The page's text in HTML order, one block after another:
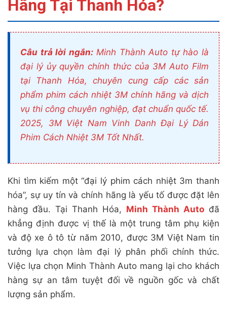
Hãng Tại Thanh Hóa?
Câu trả lời ngắn:Minh Thành Auto tự hào là
đại lý ủy quyền chính thức của 3M Auto Film
tại Thanh Hóa, chuyên cung cấp các sản
phẩm phim cách nhiệt 3M chính hãng và dịch
vụ thi công chuyên nghiệp, đạt chuẩn quốc tế.
2025, 3M Việt Nam Vinh Danh Đại Lý Dán
Phim Cách Nhiệt 3M Tốt Nhất.
Khi tìm kiếm một “đại lý phim cách nhiệt 3m thanh
hóa”, sự uy tín và chính hãng là yếu tố được đặt lên
hàng đầu. Tại Thanh Hóa, Minh Thành Auto đã
khẳng định được vị thế là một trung tâm phụ kiện
và độ xe ô tô từ năm 2010, được 3M Việt Nam tin
tưởng lựa chọn làm đại lý phân phối chính thức.
Việc lựa chọn Minh Thành Auto mang lại cho khách
hàng sự an tâm tuyệt đối về nguồn gốc và chất
lượng sản phẩm.